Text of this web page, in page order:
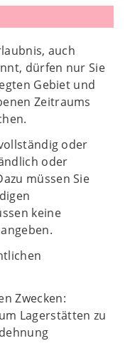
auch
dürfen nur Sie
Gebiet und
Zeitraums
oder
oder
müssen Sie
keine
Zwecken:
Lagerstätten zu